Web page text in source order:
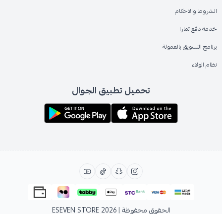
الشروط والاحكام
خدمة دفع تمارا
برنامج التسويق بالعمولة
نظام الولاء
تحميل تطبيق الجوال
الحقوق محفوظة | 2026 ESEVEN STORE